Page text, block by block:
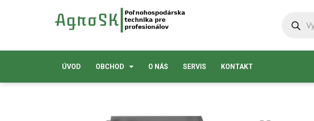
ÚVOD OBCHOD O NÁS SERVIS KONTAKT